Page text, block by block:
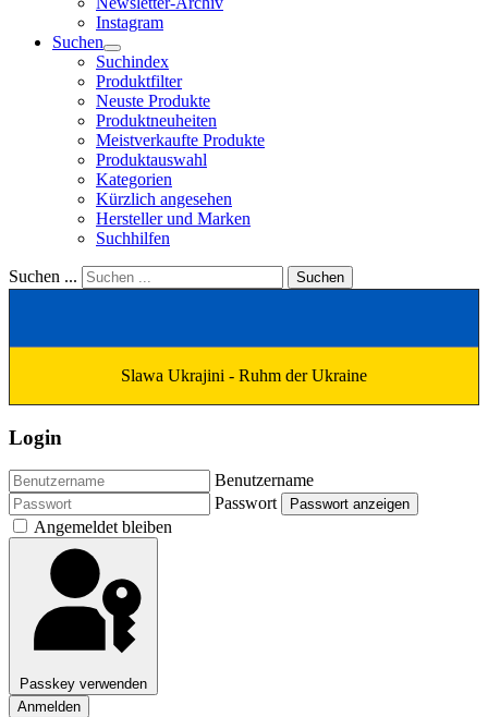
Instagram
Suchen
Suchindex
Produktfilter
Neuste Produkte
Produktneuheiten
Meistverkaufte Produkte
Produktauswahl
Kategorien
Kürzlich angesehen
Hersteller und Marken
Suchhilfen
Suchen ... Suchen
Slawa Ukrajini - Ruhm der Ukraine
Login
Benutzername
Passwort
Passwort anzeigen
Angemeldet bleiben
Passkey verwenden
Anmelden